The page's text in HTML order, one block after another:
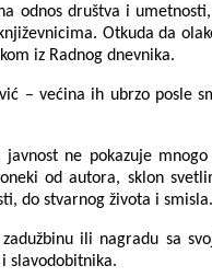
odnos društva i
Otkuda da
iz Radnog dnevnika.
– većina ih ubrzo posle
ne pokazuje
od autora, sklon
do stvarnog života i
ili nagradu sa
slavodobitnika.